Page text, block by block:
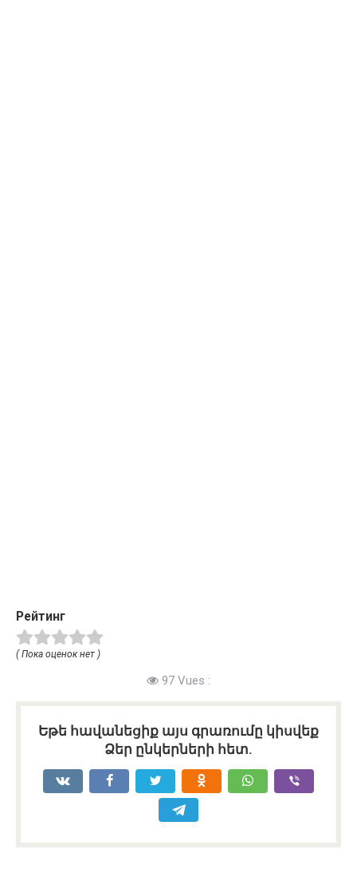
Рейтинг
( Пока оценок нет )
97 Vues :
Եթե հավանեցիք այս գրառումը կիսվեք
Ձեր ընկերների հետ.